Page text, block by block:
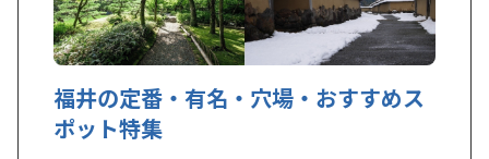
福井の定番・有名・穴場・おすすめス
ポット特集